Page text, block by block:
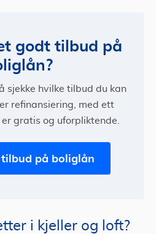
godt tilbud på
sjekke hvilke tilbud du kan
refinansiering, med ett
gratis og uforpliktende.
tilbud på boliglån
i kjeller og loft?